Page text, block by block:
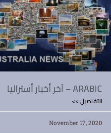
آخر أخبار أستراليا – ARABIC
<< التفاصيل
November 17, 2020